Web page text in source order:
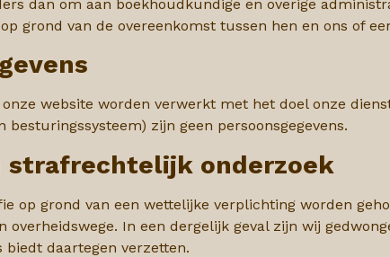
dan om aan boekhoudkundige en overige
grond van de overeenkomst tussen hen en ons of
website worden verwerkt met het doel onze
besturingssysteem) zijn geen persoonsgegevens.
strafrechtelijk onderzoek
op grond van een wettelijke verplichting worden
In een dergelijk geval zijn wij
daartegen verzetten.